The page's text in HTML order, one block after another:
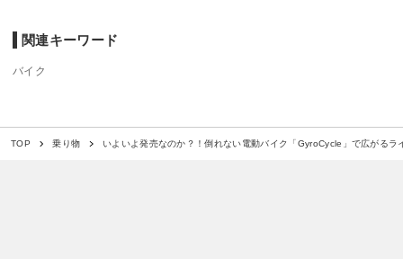
関連キーワード
バイク
TOP 乗り物 いよいよ発売なのか？！倒れない電動バイク「GyroCycle」で広がるラ